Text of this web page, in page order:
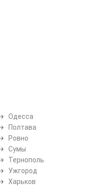
Одесса
Полтава
Ровно
Сумы
Тернополь
Ужгород
Харьков